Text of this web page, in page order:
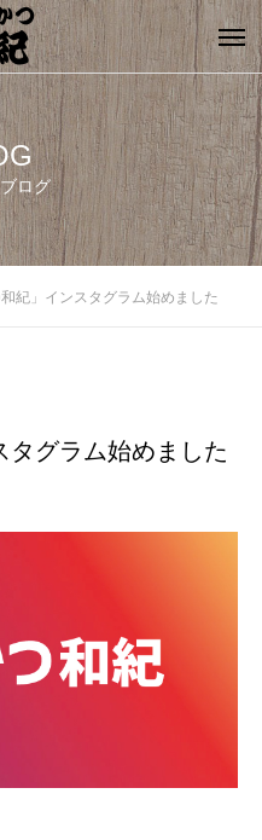
ログ
和紀」インスタグラム始めました
タグラム始めました